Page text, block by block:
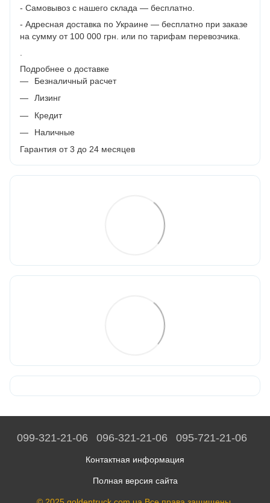
- Самовывоз с нашего склада — бесплатно.
- Адресная доставка по Украине — бесплатно при заказе
на сумму от 100 000 грн. или по тарифам перевозчика.
Подробнее о доставке
Безналичный расчет
Лизинг
Кредит
Наличные
Гарантия от 3 до 24 месяцев
099-321-21-06 096-321-21-06 095-721-21-06
Контактная информация
Полная версия сайта